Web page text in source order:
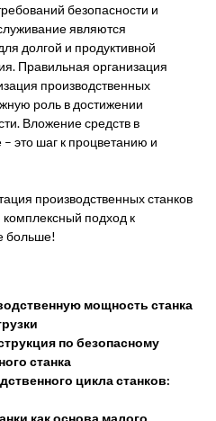
безопасности и
являются
долгой и продуктивной
Правильная организация
производственных
роль в достижении
Вложение средств в
это шаг к процветанию и
производственных станков
комплексный подход к
больше!
мощность станка
по безопасному
станка
цикла станков: